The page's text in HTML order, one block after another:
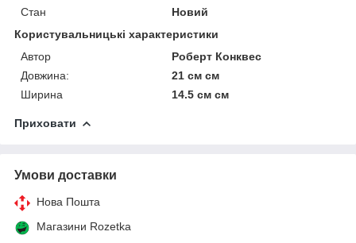
Стан
Новий
Користувальницькі характеристики
Автор
Роберт Конквес
Довжина:
21 см см
Ширина
14.5 см см
Приховати
Умови доставки
Нова Пошта
Магазини Rozetka